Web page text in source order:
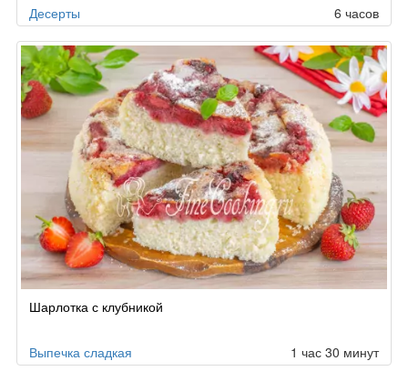
Десерты 6 часов
Шарлотка с клубникой
Выпечка сладкая 1 час 30 минут